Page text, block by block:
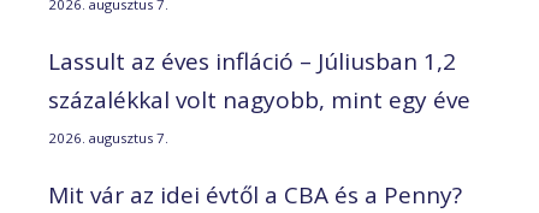
2026. augusztus 7.
Lassult az éves infláció – Júliusban 1,2
százalékkal volt nagyobb, mint egy éve
2026. augusztus 7.
Mit vár az idei évtől a CBA és a Penny?